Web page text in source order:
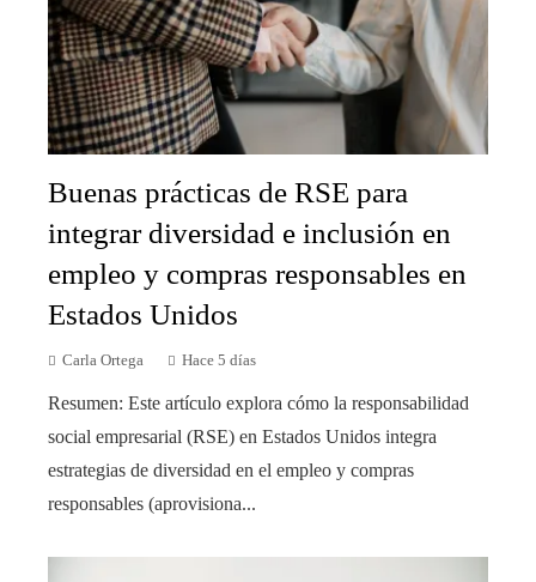
Buenas prácticas de RSE para
integrar diversidad e inclusión en
empleo y compras responsables en
Estados Unidos
Carla Ortega Hace 5 días
Resumen: Este artículo explora cómo la responsabilidad
social empresarial (RSE) en Estados Unidos integra
estrategias de diversidad en el empleo y compras
responsables (aprovisiona...